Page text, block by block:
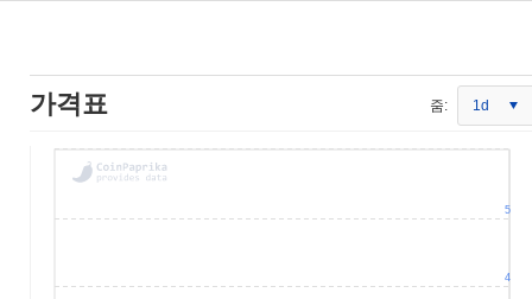
가격표 줌: 1d
4
5